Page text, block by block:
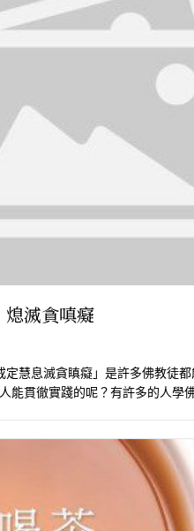
滅貪嗔癡
定慧息滅貪瞋癡」是許多佛教徒
能貫徹實踐的呢？有許多的人學